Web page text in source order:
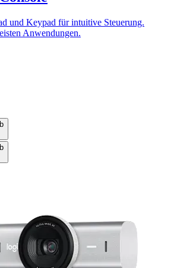
und Keypad für intuitive Steuerung.
Anwendungen.